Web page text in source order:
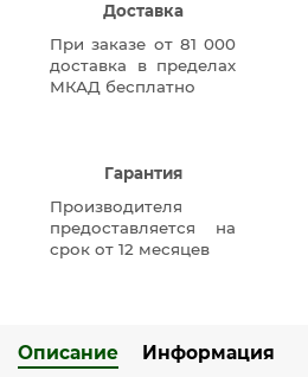
Доставка
При заказе от 81 000
доставка в пределах
МКАД бесплатно
Гарантия
Производителя
предоставляется на
срок от 12 месяцев
Описание Информация